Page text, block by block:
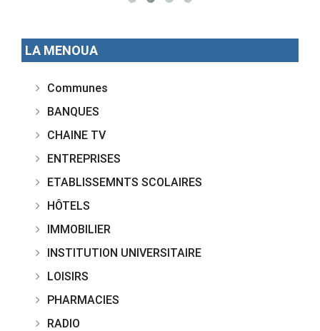
LA MENOUA
Communes
BANQUES
CHAINE TV
ENTREPRISES
ETABLISSEMNTS SCOLAIRES
HÔTELS
IMMOBILIER
INSTITUTION UNIVERSITAIRE
LOISIRS
PHARMACIES
RADIO